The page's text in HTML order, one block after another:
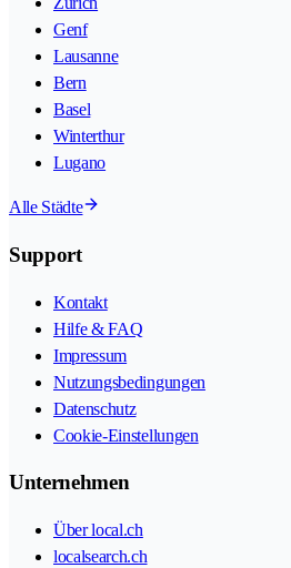
Genf
Lausanne
Bern
Basel
Winterthur
Lugano
Alle Städte
Support
Kontakt
Hilfe & FAQ
Impressum
Nutzungsbedingungen
Datenschutz
Cookie-Einstellungen
Unternehmen
Über local.ch
localsearch.ch